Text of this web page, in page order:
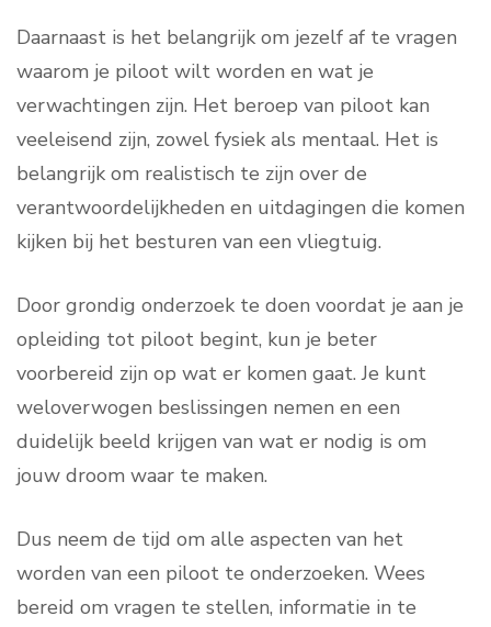
Daarnaast is het belangrijk om jezelf af te vragen
waarom je piloot wilt worden en wat je
verwachtingen zijn. Het beroep van piloot kan
veeleisend zijn, zowel fysiek als mentaal. Het is
belangrijk om realistisch te zijn over de
verantwoordelijkheden en uitdagingen die komen
kijken bij het besturen van een vliegtuig.
Door grondig onderzoek te doen voordat je aan je
opleiding tot piloot begint, kun je beter
voorbereid zijn op wat er komen gaat. Je kunt
weloverwogen beslissingen nemen en een
duidelijk beeld krijgen van wat er nodig is om
jouw droom waar te maken.
Dus neem de tijd om alle aspecten van het
worden van een piloot te onderzoeken. Wees
bereid om vragen te stellen, informatie in te